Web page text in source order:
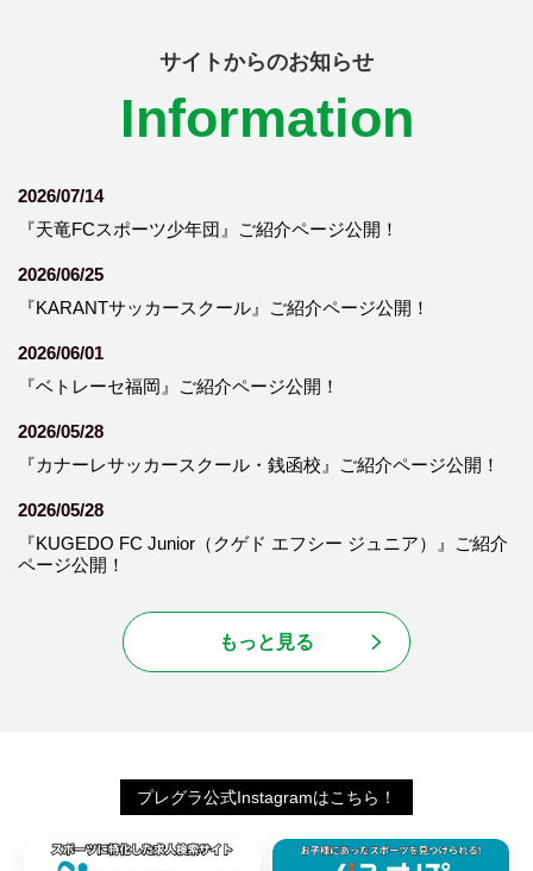
サイトからのお知らせ
Information
2026/07/14
『天竜FCスポーツ少年団』ご紹介ページ公開！
2026/06/25
『KARANTサッカースクール』ご紹介ページ公開！
2026/06/01
『ベトレーセ福岡』ご紹介ページ公開！
2026/05/28
『カナーレサッカースクール・銭函校』ご紹介ページ公開！
2026/05/28
『KUGEDO FC Junior（クゲド エフシー ジュニア）』ご紹介
ページ公開！
もっと見る
プレグラ公式Instagramはこちら！